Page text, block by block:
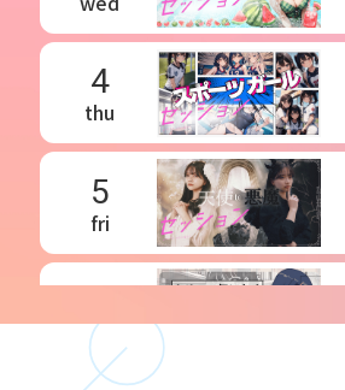
4
thu
5
fri
sat